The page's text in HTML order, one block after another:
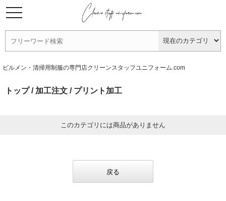
ビルメン・清掃用制服の専門店クリーンスタッフユニフォーム.com
トップ/ 加工注文 / プリント加工
このカテゴリには商品がありません
戻る